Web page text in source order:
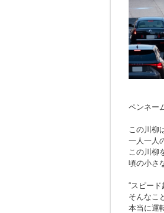
ペンネー
この川柳
一人一人
この川柳
頃の小さ
“スピー
そんなこ
本当に運